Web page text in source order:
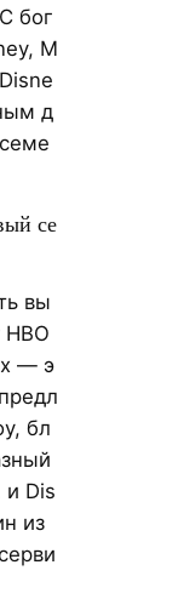
бог
M
д
се
вы
— э
бл
и Dis
из